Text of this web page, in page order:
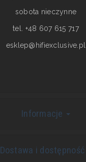
sobota nieczynne
tel. +48 607 615 717
esklep@hifiexclusive.pl
Informacje
Dostawa i dostępność